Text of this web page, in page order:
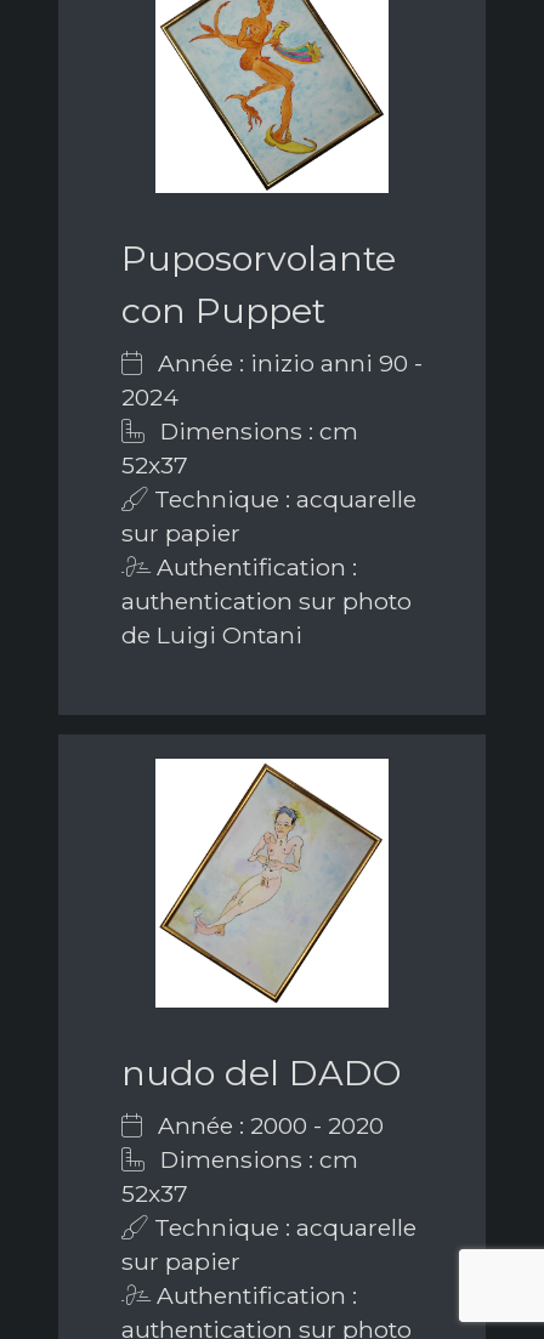
Puposorvolante
con Puppet
Année : inizio anni 90 -
2024
Dimensions : cm
52x37
Technique : acquarelle
sur papier
Authentification :
authentication sur photo
de Luigi Ontani
nudo del DADO
Année : 2000 - 2020
Dimensions : cm
52x37
Technique : acquarelle
sur papier
Authentification :
authentication sur photo